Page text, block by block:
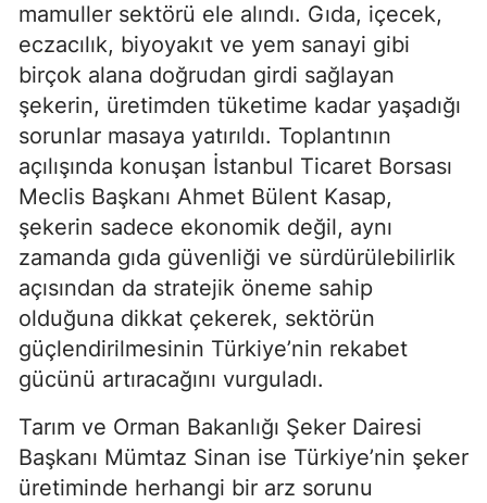
mamuller sektörü ele alındı. Gıda, içecek,
eczacılık, biyoyakıt ve yem sanayi gibi
birçok alana doğrudan girdi sağlayan
şekerin, üretimden tüketime kadar yaşadığı
sorunlar masaya yatırıldı. Toplantının
açılışında konuşan İstanbul Ticaret Borsası
Meclis Başkanı Ahmet Bülent Kasap,
şekerin sadece ekonomik değil, aynı
zamanda gıda güvenliği ve sürdürülebilirlik
açısından da stratejik öneme sahip
olduğuna dikkat çekerek, sektörün
güçlendirilmesinin Türkiye’nin rekabet
gücünü artıracağını vurguladı.
Tarım ve Orman Bakanlığı Şeker Dairesi
Başkanı Mümtaz Sinan ise Türkiye’nin şeker
üretiminde herhangi bir arz sorunu